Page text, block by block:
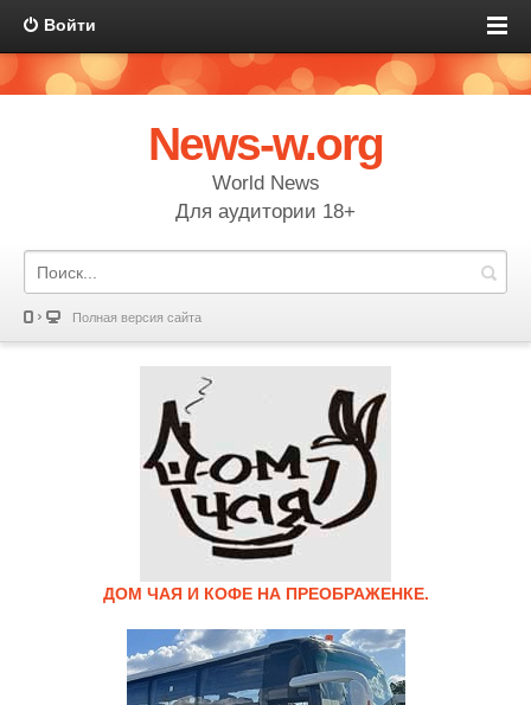
Войти
News-w.org
World News
Для аудитории 18+
Полная версия сайта
ДОМ ЧАЯ И КОФЕ НА ПРЕОБРАЖЕНКЕ.